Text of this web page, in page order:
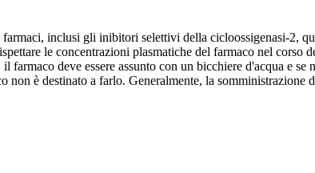
inclusi gli inibitori selettivi della cicloossigenasi-2,
le concentrazioni plasmatiche del farmaco nel corso
farmaco deve essere assunto con un bicchiere d'acqua e
è destinato a farlo. Generalmente, la somministrazione